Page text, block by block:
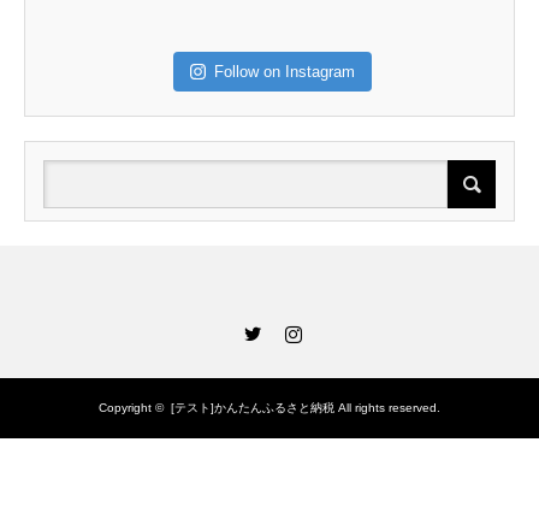
Follow on Instagram
Copyright © [テスト]かんたんふるさと納税 All rights reserved.